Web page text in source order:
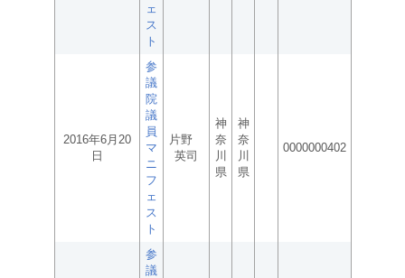
ェ
ス
ト
2016年6月20
日
参
議
院
議
員
マ
ニ
フ
ェ
ス
ト
片野
英司
神
奈
川
県
神
奈
川
県
0000000402
参
議